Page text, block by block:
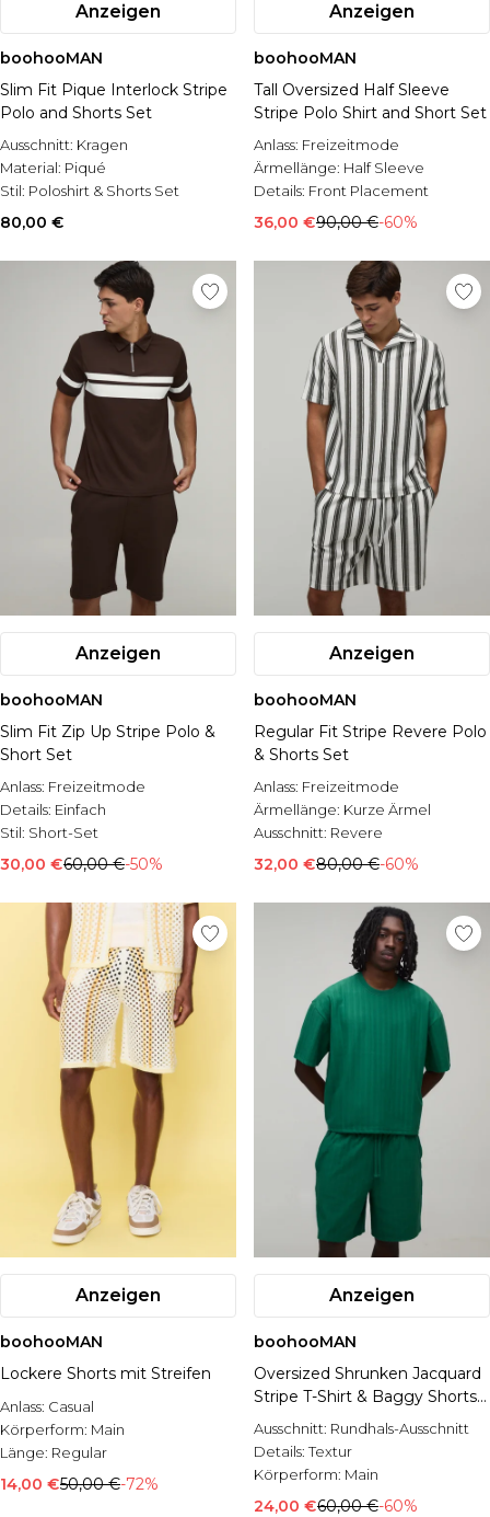
Anzeigen
boohooMAN
Slim Fit Pique Interlock Stripe
Polo and Shorts Set
Ausschnitt: Kragen
Material: Piqué
Stil: Poloshirt & Shorts Set
80,00 €
Anzeigen
boohooMAN
Tall Oversized Half Sleeve
Stripe Polo Shirt and Short Set
Anlass: Freizeitmode
Ärmellänge: Half Sleeve
Details: Front Placement
36,00 €90,00 €-60%
Anzeigen
boohooMAN
Slim Fit Zip Up Stripe Polo &
Short Set
Anlass: Freizeitmode
Details: Einfach
Stil: Short-Set
30,00 €60,00 €-50%
Anzeigen
boohooMAN
Regular Fit Stripe Revere Polo
& Shorts Set
Anlass: Freizeitmode
Ärmellänge: Kurze Ärmel
Ausschnitt: Revere
32,00 €80,00 €-60%
Anzeigen
boohooMAN
Lockere Shorts mit Streifen
Anlass: Casual
Körperform: Main
Länge: Regular
14,00 €50,00 €-72%
Anzeigen
boohooMAN
Oversized Shrunken Jacquard
Stripe T-Shirt & Baggy Shorts
Set
Ausschnitt: Rundhals-Ausschnitt
Details:Textur
Körperform: Main
24,00 €60,00 €-60%